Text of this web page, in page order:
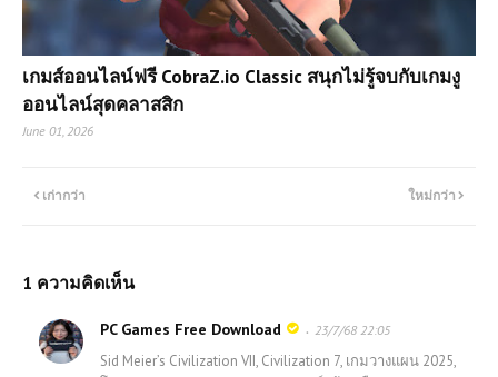
เกมส์ออนไลน์ฟรี CobraZ.io Classic สนุกไม่รู้จบกับเกมงู
ออนไลน์สุดคลาสสิก
June 01, 2026
ใหม่กว่า
เก่ากว่า
1 ความคิดเห็น
PC Games Free Download 23/7/68 22:05
Sid Meier’s Civilization VII, Civilization 7, เกมวางแผน 2025,